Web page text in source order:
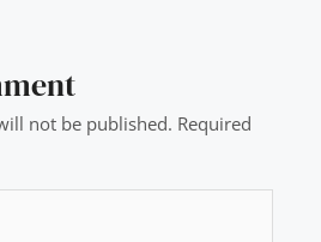
not be published. Required